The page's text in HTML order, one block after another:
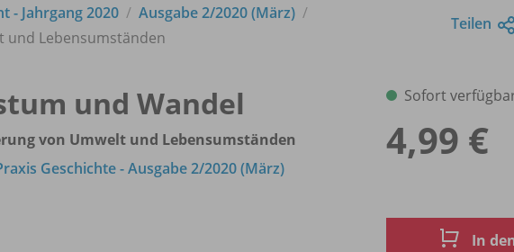
- Jahrgang 2020 Ausgabe 2/2020 (März)
und Lebensumständen
Teilen
und Wandel
von Umwelt und Lebensumständen
Geschichte - Ausgabe 2/2020 (März)
Sofort
4,99 €
In